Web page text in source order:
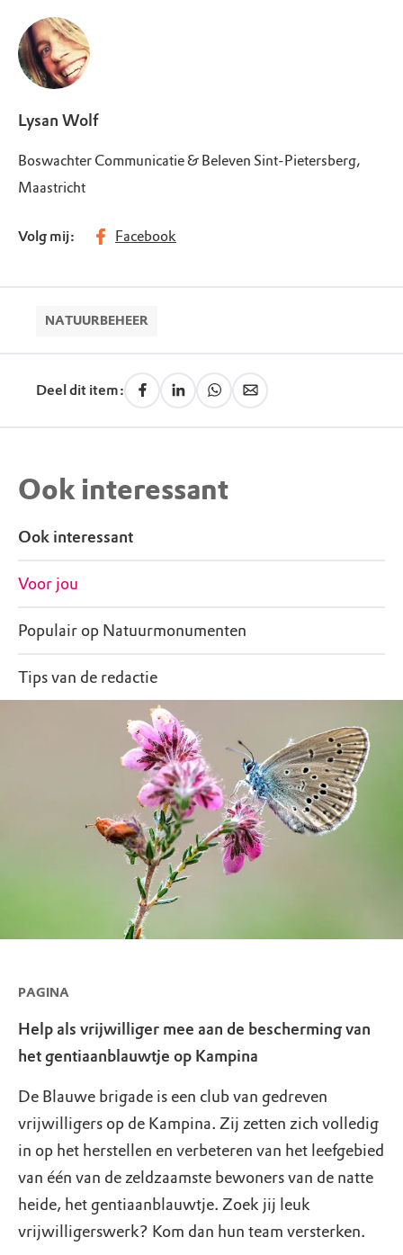
Lysan Wolf
Boswachter Communicatie & Beleven Sint-Pietersberg,
Maastricht
Volg mij: Facebook
NATUURBEHEER
Deel dit item:
Ook interessant
Ook interessant
Voor jou
Populair op Natuurmonumenten
Tips van de redactie
PAGINA
Help als vrijwilliger mee aan de bescherming van
het gentiaanblauwtje op Kampina
De Blauwe brigade is een club van gedreven
vrijwilligers op de Kampina. Zij zetten zich volledig
in op het herstellen en verbeteren van het leefgebied
van één van de zeldzaamste bewoners van de natte
heide, het gentiaanblauwtje. Zoek jij leuk
vrijwilligerswerk? Kom dan hun team versterken.